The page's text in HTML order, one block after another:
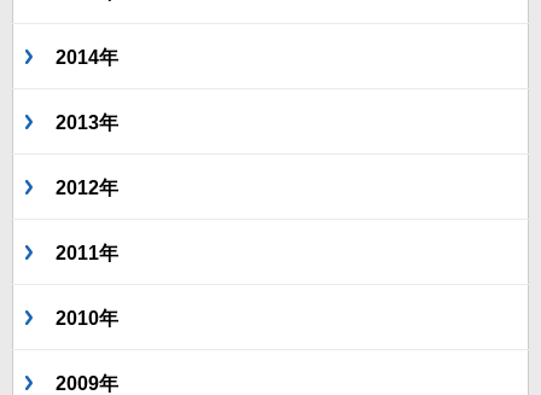
2014年
2013年
2012年
2011年
2010年
2009年